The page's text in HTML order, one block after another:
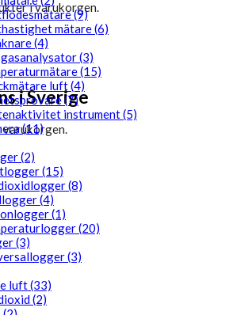
i varukorgen.
i Sverige
varukorgen.
(9)
mätare (6)
(4)
(3)
(15)
luft (4)
(7)
instrument (5)
(11)
(2)
(15)
(8)
(4)
(1)
(20)
(3)
(3)
luft (33)
(2)